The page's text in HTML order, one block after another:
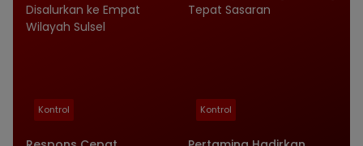
Kontrol Kontrol